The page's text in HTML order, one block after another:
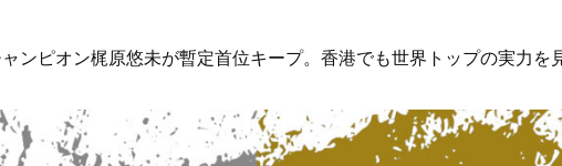
ンピオン梶原悠未が暫定首位キープ。香港でも世界トップの実力を